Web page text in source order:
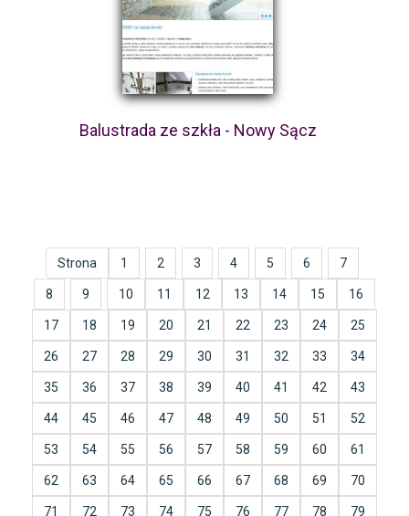
Balustrada ze szkła - Nowy Sącz
Strona 1 2 3 4 5 6 7
8 9 10 11 12 13 14 15 16
17 18 19 20 21 22 23 24 25
26 27 28 29 30 31 32 33 34
35 36 37 38 39 40 41 42 43
44 45 46 47 48 49 50 51 52
53 54 55 56 57 58 59 60 61
62 63 64 65 66 67 68 69 70
71 72 73 74 75 76 77 78 79